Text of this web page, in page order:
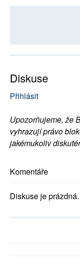
Diskuse
Přihlásit
Upozorňujeme, že
vyhrazují právo
jakémukoliv
Komentáře
Diskuse je prázdná.